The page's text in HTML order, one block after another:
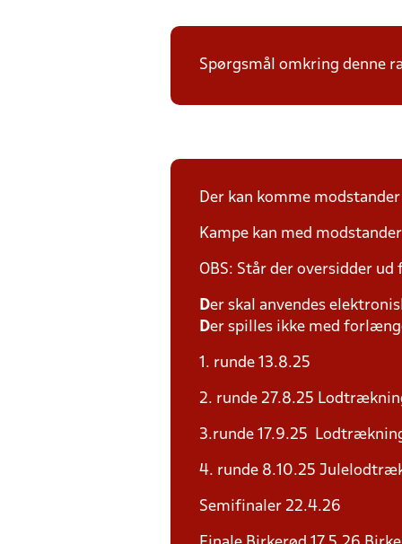
Spørgsmål omkring denne
Der kan komme
Kampe kan med
OBS: Står der oversidder
Der skal anvendes
Der spilles ikke med
1. runde 13.8.25
2. runde 27.8.25
3.runde 17.9.25
4. runde 8.10.25
Semifinaler 22.4.26